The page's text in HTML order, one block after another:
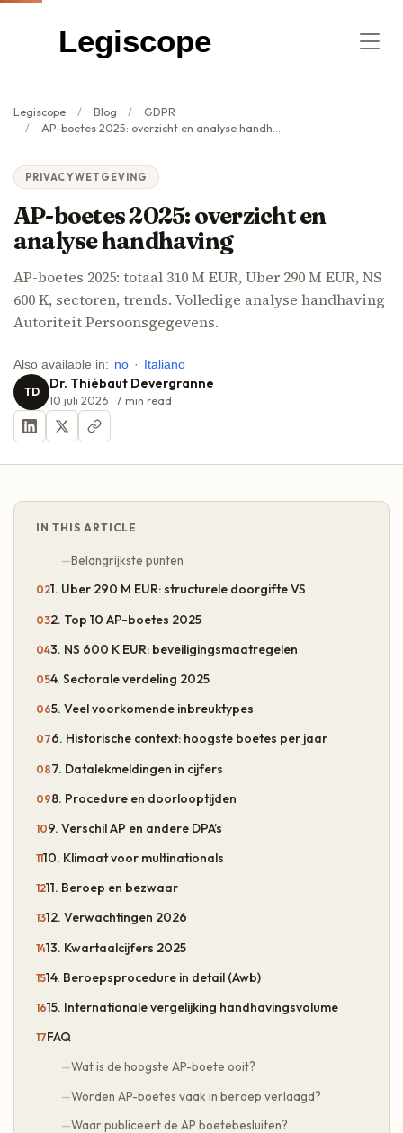
Legiscope
Legiscope Blog
GDPR
AP-boetes 2025: overzicht en analyse handhaving
PRIVACYWETGEVING
AP-boetes 2025: overzicht en
analyse handhaving
AP-boetes 2025: totaal 310 M EUR, Uber 290 M EUR, NS
600 K, sectoren, trends. Volledige analyse handhaving
Autoriteit Persoonsgegevens.
Also available in: no · Italiano
TD Dr. Thiébaut Devergranne
10 juli 2026 7 min read
IN THIS ARTICLE
Belangrijkste punten
1. Uber 290 M EUR: structurele doorgifte VS
2. Top 10 AP-boetes 2025
3. NS 600 K EUR: beveiligingsmaatregelen
4. Sectorale verdeling 2025
5. Veel voorkomende inbreuktypes
6. Historische context: hoogste boetes per jaar
7. Datalekmeldingen in cijfers
8. Procedure en doorlooptijden
9. Verschil AP en andere DPA’s
10. Klimaat voor multinationals
11. Beroep en bezwaar
12. Verwachtingen 2026
13. Kwartaalcijfers 2025
14. Beroepsprocedure in detail (Awb)
15. Internationale vergelijking handhavingsvolume
FAQ
Wat is de hoogste AP-boete ooit?
Worden AP-boetes vaak in beroep verlaagd?
Waar publiceert de AP boetebesluiten?